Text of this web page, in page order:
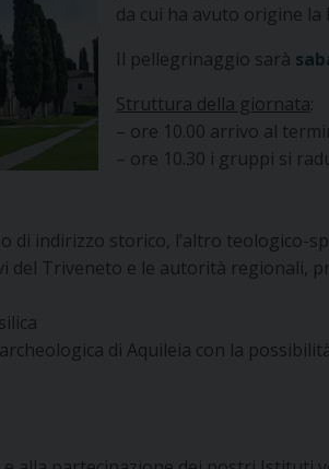
da cui ha avuto origine la
Il pellegrinaggio sarà
Struttura della giornata:
– ore 10.00 arrivo al
– ore 10.30 i gruppi si
di indirizzo storico, l’altro teologico-
del Triveneto e le autorità regionali,
di Aquileia con la